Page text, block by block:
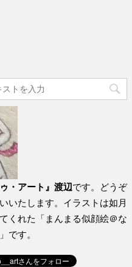
・アート』渡辺です。どうぞ
いたします。イラストは如月
くれた「まんまる似顔絵＠な
です。